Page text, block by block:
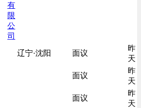
有
限
公
司
辽宁·沈阳 面议
昨
天
面议
昨
天
面议
昨
天